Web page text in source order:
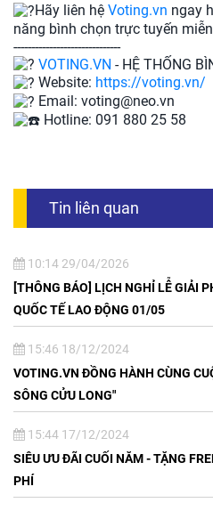
Hãy liên hệ Voting.vn ngay
năng bình chọn trực tuyến
------------------------------
VOTING.VN - HỆ THỐNG
Website: https://voting.vn/
Email: voting@neo.vn
Hotline: 091 880 25 58
Tin liên quan
10:14 29/04/2026
[THÔNG BÁO] LỊCH NGHỈ LỄ GIẢI
QUỐC TẾ LAO ĐỘNG 01/05
15:46 18/12/2024
VOTING.VN ĐỒNG HÀNH CÙNG
SÔNG CỬU LONG"
15:44 17/12/2024
SIÊU ƯU ĐÃI CUỐI NĂM - TẶNG
PHÍ